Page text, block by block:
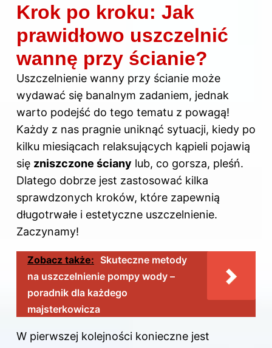
Krok po kroku: Jak
prawidłowo uszczelnić
wannę przy ścianie?
Uszczelnienie wanny przy ścianie może
wydawać się banalnym zadaniem, jednak
warto podejść do tego tematu z powagą!
Każdy z nas pragnie uniknąć sytuacji, kiedy po
kilku miesiącach relaksujących kąpieli pojawią
się zniszczone ściany lub, co gorsza, pleśń.
Dlatego dobrze jest zastosować kilka
sprawdzonych kroków, które zapewnią
długotrwałe i estetyczne uszczelnienie.
Zaczynamy!
Zobacz także: Skuteczne metody
na uszczelnienie pompy wody –
poradnik dla każdego
majsterkowicza
W pierwszej kolejności konieczne jest